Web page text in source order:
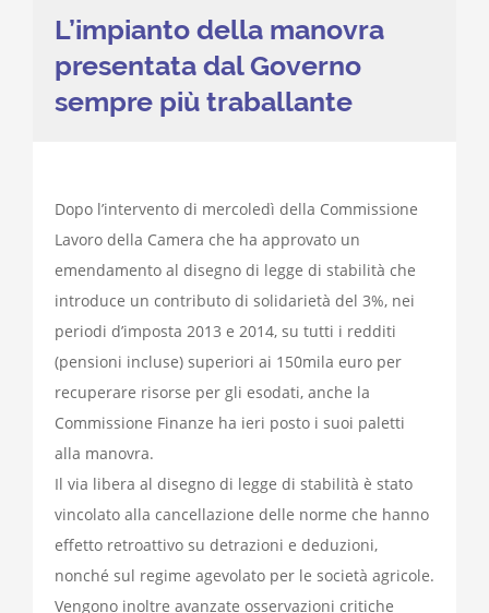
L’impianto della manovra
presentata dal Governo
sempre più traballante
Dopo l’intervento di mercoledì della Commissione
Lavoro della Camera che ha approvato un
emendamento al disegno di legge di stabilità che
introduce un contributo di solidarietà del 3%, nei
periodi d’imposta 2013 e 2014, su tutti i redditi
(pensioni incluse) superiori ai 150mila euro per
recuperare risorse per gli esodati, anche la
Commissione Finanze ha ieri posto i suoi paletti
alla manovra.
Il via libera al disegno di legge di stabilità è stato
vincolato alla cancellazione delle norme che hanno
effetto retroattivo su detrazioni e deduzioni,
nonché sul regime agevolato per le società agricole.
Vengono inoltre avanzate osservazioni critiche